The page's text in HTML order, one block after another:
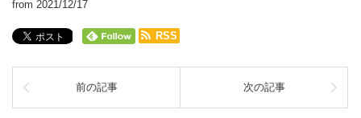
from 2021/12/17
RSS
前の記事 次の記事